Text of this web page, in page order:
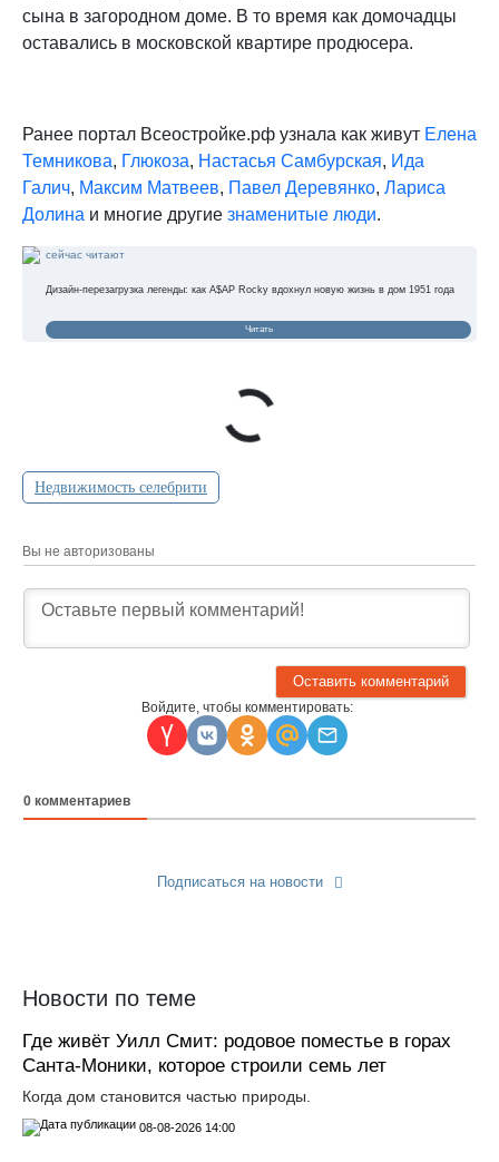
сына в загородном доме. В то время как домочадцы
оставались в московской квартире продюсера.
Ранее портал Всеостройке.рф узнала как живут Елена
Темникова, Глюкоза, Настасья Самбурская, Ида
Галич, Максим Матвеев, Павел Деревянко, Лариса
Долина и многие другие знаменитые люди.
сейчас читают
Дизайн-перезагрузка легенды: как A$AP Rocky вдохнул новую жизнь в дом 1951 года
Читать
Недвижимость селебрити
Вы не авторизованы
Войдите, чтобы комментировать:
0 комментариев
Подписаться на новости
Новости по теме
Где живёт Уилл Смит: родовое поместье в горах
Санта‑Моники, которое строили семь лет
Когда дом становится частью природы.
08-08-2026 14:00